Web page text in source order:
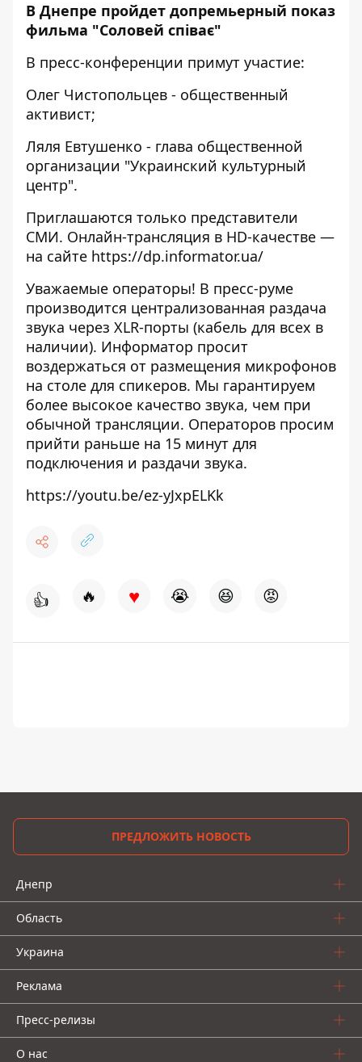
В Днепре пройдет допремьерный показ
фильма "Соловей співає"
В пресс-конференции примут участие:
Олег Чистопольцев - общественный
активист;
Ляля Евтушенко - глава общественной
организации "Украинский культурный
центр".
Приглашаются только представители
СМИ. Онлайн-трансляция в HD-качестве —
на сайте https://dp.informator.ua/
Уважаемые операторы! В пресс-руме
производится централизованная раздача
звука через XLR-порты (кабель для всех в
наличии). Информатор просит
воздержаться от размещения микрофонов
на столе для спикеров. Мы гарантируем
более высокое качество звука, чем при
обычной трансляции. Операторов просим
прийти раньше на 15 минут для
подключения и раздачи звука.
https://youtu.be/ez-yJxpELKk
👍 🔥 ♥ 😭 😆 😡
ПРЕДЛОЖИТЬ НОВОСТЬ
Днепр
Область
Украина
Реклама
Пресс-релизы
О нас